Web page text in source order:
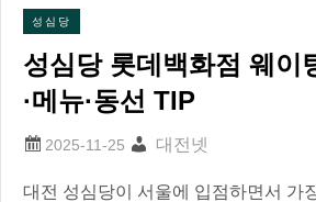
성심당
성심당 롯데백화점 웨이
·메뉴·동선 TIP
대전넷
대전 성심당이 서울에 입점하면서 가